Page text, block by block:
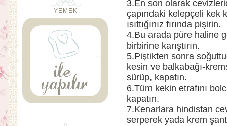
3.En son olarak
çapındaki kelepçeli kek
ısıttığınız fırında pişirin.
4.Bu arada püre haline
birbirine karıştırın.
5.Piştikten sonra
kesin ve balkabağı-
sürüp, kapatın.
6.Tüm kekin etrafını
kapatın.
7.Kenarlara hindistan
serperek yada krem
YEMEK